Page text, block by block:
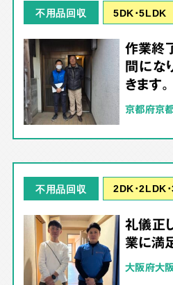
不用品回収 5DK･5LDK
作業終
間にな
きます。
京都府京
不用品回収 2DK･2LDK
礼儀正
業に満
大阪府大